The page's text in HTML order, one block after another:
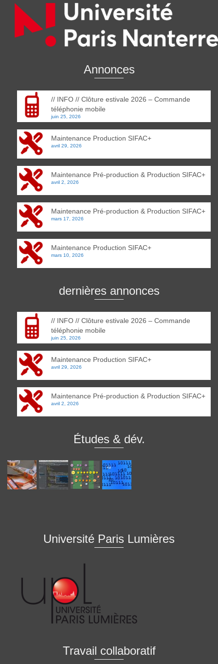
Annonces
// INFO // Clôture estivale 2026 – Commande
téléphonie mobile
juin 25, 2026
Maintenance Production SIFAC+
avril 29, 2026
Maintenance Pré-production & Production SIFAC+
avril 2, 2026
Maintenance Pré-production & Production SIFAC+
mars 17, 2026
Maintenance Production SIFAC+
mars 10, 2026
dernières annonces
// INFO // Clôture estivale 2026 – Commande
téléphonie mobile
juin 25, 2026
Maintenance Production SIFAC+
avril 29, 2026
Maintenance Pré-production & Production SIFAC+
avril 2, 2026
Études & dév.
Université Paris Lumières
Travail collaboratif